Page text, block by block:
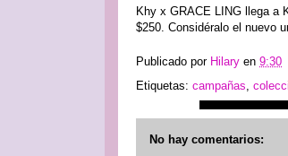
Khy x GRACE LING llega a
$250. Considéralo el nuevo
Publicado por Hilary en 9:30
Etiquetas: campañas
No hay comentarios: